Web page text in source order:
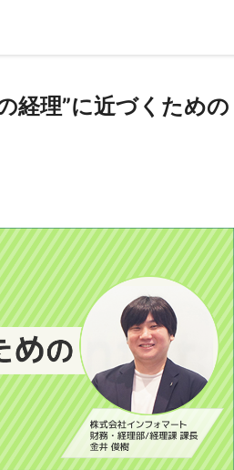
経理”に近づくための